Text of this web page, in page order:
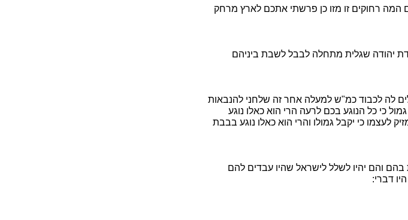
המה רחוקים זו מזו כן פרשתי אתכם לארץ מרחק
יהודה שגלית מתחלה לבבל לשבת ביניהם
לה לכבוד כמ"ש למעלה אחר זה שלחני להנבאות
כי כל הנוגע בכם לרעה הרי הוא כאלו נוגע
לעצמו כי יקבל גמולו והרי הוא כאלו נוגע בבבת
בהם והם יהיו לשלל לישראל שהיו עבדים להם
דברי: